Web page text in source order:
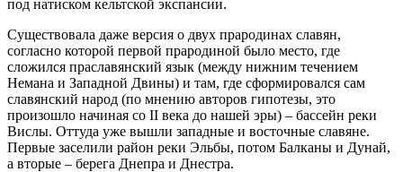
под натиском кельтской экспансии.
Существовала даже версия о двух прародинах славян,
согласно которой первой прародиной было место, где
сложился праславянский язык (между нижним течением
Немана и Западной Двины) и там, где сформировался сам
славянский народ (по мнению авторов гипотезы, это
произошло начиная со II века до нашей эры) – бассейн реки
Вислы. Оттуда уже вышли западные и восточные славяне.
Первые заселили район реки Эльбы, потом Балканы и Дунай,
а вторые – берега Днепра и Днестра.